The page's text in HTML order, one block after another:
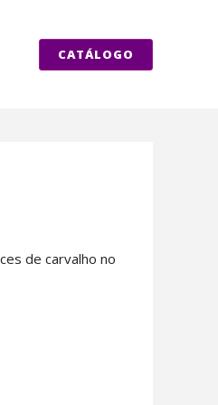
CATÁLOGO
de carvalho no